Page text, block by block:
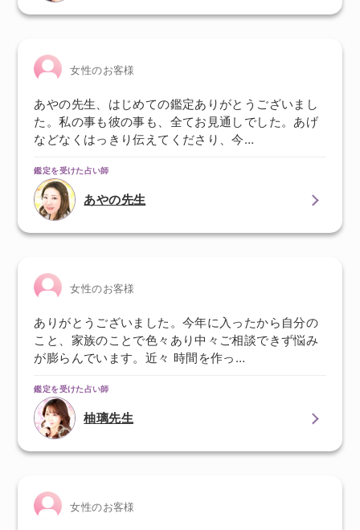
女性のお客様
あやの先生、はじめての鑑定ありがとうございまし
た。私の事も彼の事も、全てお見通しでした。あげ
などなくはっきり伝えてくださり、今…
鑑定を受けた占い師
あやの先生
女性のお客様
ありがとうございました。今年に入ったから自分の
こと、家族のことで色々あり中々ご相談できず悩み
が膨らんでいます。近々 時間を作っ…
鑑定を受けた占い師
柚璃先生
女性のお客様